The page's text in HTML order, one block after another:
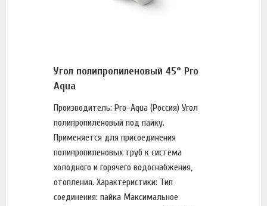
Угол полипропиленовый 45° Pro
Aqua
Производитель: Pro-Aqua (Россия) Угол
полипропиленовый под пайку.
Применяется для присоединения
полипропиленовых труб к система
холодного и горячего водоснабжения,
отопления. Характеристики: Тип
соединения: пайка Максимальное